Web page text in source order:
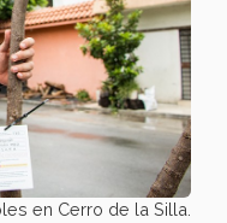
en Cerro de la Silla.